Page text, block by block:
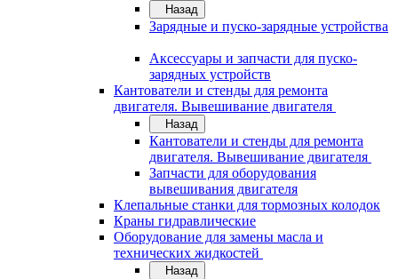
Назад
Зарядные и пуско-зарядные устройства
Аксессуары и запчасти для пуско-
зарядных устройств
Кантователи и стенды для ремонта
двигателя. Вывешивание двигателя
Назад
Кантователи и стенды для ремонта
двигателя. Вывешивание двигателя
Запчасти для оборудования
вывешивания двигателя
Клепальные станки для тормозных колодок
Краны гидравлические
Оборудование для замены масла и
технических жидкостей
Назад